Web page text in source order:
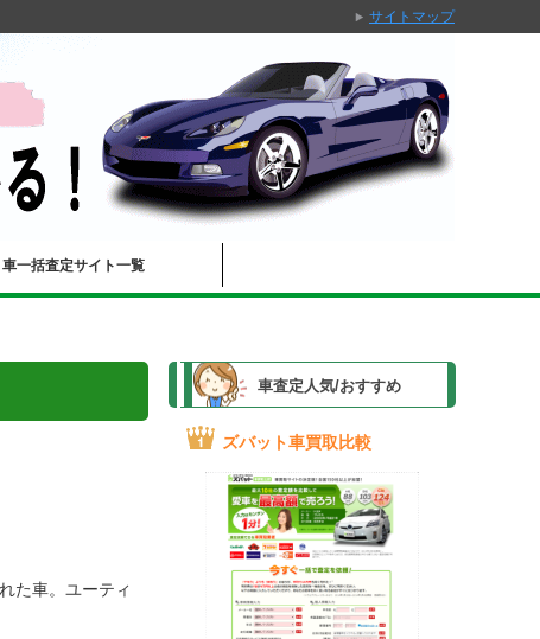
車一括査定サイト一覧
た車。ユーティ
車査定人気/おすすめ
ズバット車買取比較
サイトマップ